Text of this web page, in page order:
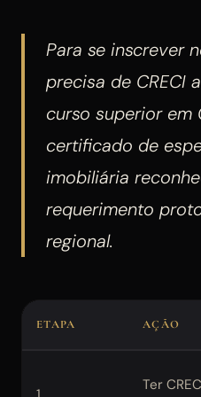
Para se inscrever
precisa de CRECI
curso superior em
certificado de
imobiliária
requerimento
regional.
ETAPA AÇÃO
Ter